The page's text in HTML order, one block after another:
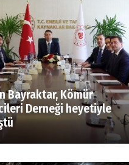
Bayraktar, Kömür
Derneği heyetiyle